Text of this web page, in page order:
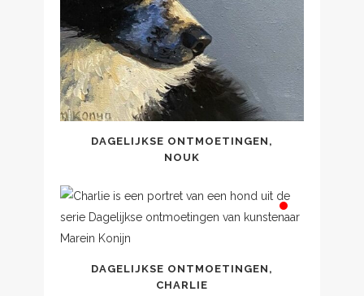
DAGELIJKSE ONTMOETINGEN,
NOUK
DAGELIJKSE ONTMOETINGEN,
CHARLIE